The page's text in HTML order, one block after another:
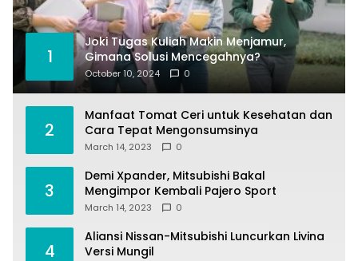
1
Joki Tugas Kuliah Makin Menjamur,
Gimana Solusi Mencegahnya?
October 10, 2024 0
2
Manfaat Tomat Ceri untuk Kesehatan dan
Cara Tepat Mengonsumsinya
March 14, 2023 0
3
Demi Xpander, Mitsubishi Bakal
Mengimpor Kembali Pajero Sport
March 14, 2023 0
4
Aliansi Nissan-Mitsubishi Luncurkan Livina
Versi Mungil